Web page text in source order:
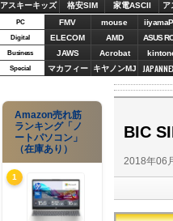
アスキーキッズ 格安SIM 家電ASCII ア
PC FMV mouse
Digital ELECOM AMD ASUS
Business JAWS Acrobat
Special マカフィー キヤノンMJ
BIC
2018年06
Amazon売れ筋
ランキング「ノ
ートパソコン」
（在庫あり）
1